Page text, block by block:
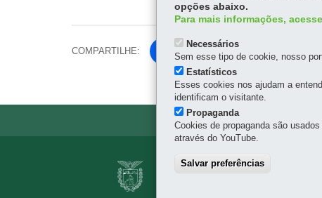
COMPARTILHE:
ce
bo
ok
Tw
itt
er
Navegação
principal
AGÊNCIA DE
opções abaixo.
Para mais informações,
Necessários
Sem esse tipo de cookie, nosso
Estatísticos
Esses cookies nos ajudam a
identificam o visitante.
Propaganda
Cookies de propaganda são
através do YouTube.
Salvar preferências